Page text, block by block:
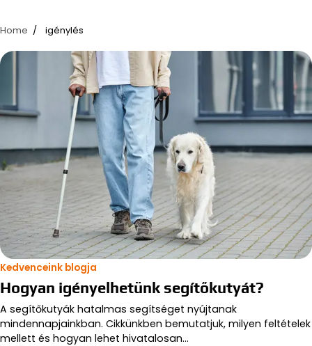
Home igénylés
Kedvenceink blogja
Hogyan igényelhetünk segítőkutyát?
A segítőkutyák hatalmas segítséget nyújtanak
mindennapjainkban. Cikkünkben bemutatjuk, milyen feltételek
mellett és hogyan lehet hivatalosan…